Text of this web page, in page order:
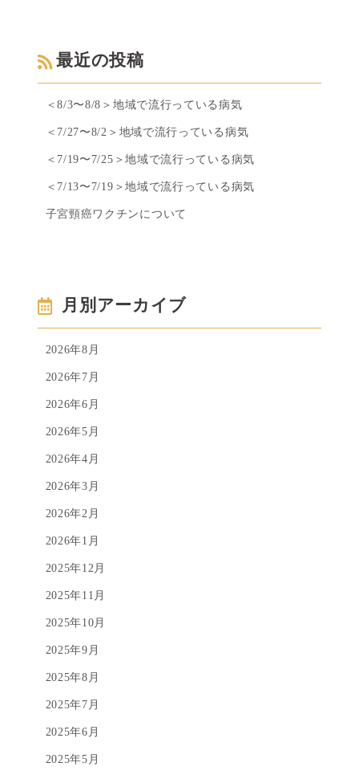
最近の投稿
＜8/3〜8/8＞地域で流行っている病気
＜7/27〜8/2＞地域で流行っている病気
＜7/19〜7/25＞地域で流行っている病気
＜7/13〜7/19＞地域で流行っている病気
子宮頸癌ワクチンについて
月別アーカイブ
2026年8月
2026年7月
2026年6月
2026年5月
2026年4月
2026年3月
2026年2月
2026年1月
2025年12月
2025年11月
2025年10月
2025年9月
2025年8月
2025年7月
2025年6月
2025年5月